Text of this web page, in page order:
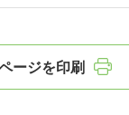
ージを印刷